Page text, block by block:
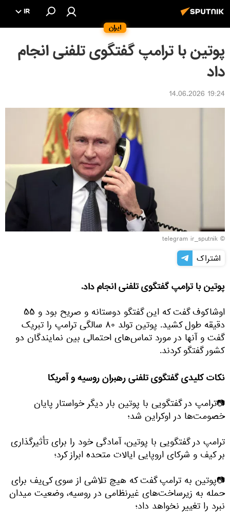
ایران
IR
پوتین با ترامپ گفتگوی تلفنی انجام
داد
19:24 14.06.2026
© telegram ir_sputnik
اشتراک
پوتین با ترامپ گفتگوی تلفنی انجام داد.
اوشاکوف گفت که این گفتگو دوستانه و صریح بود و ۵۵
دقیقه طول کشید. پوتین تولد ۸۰ سالگی ترامپ را تبریک
گفت و آنها در مورد تماس‌های احتمالی بین نمایندگان دو
کشور گفتگو کردند.
نکات کلیدی گفتگوی تلفنی رهبران روسیه و آمریکا
📷ترامپ در گفتگویی با پوتین بار دیگر خواستار پایان
خصومت‌ها در اوکراین شد؛
ترامپ در گفتگویی با پوتین، آمادگی خود را برای تأثیرگذاری
بر کیف و شرکای اروپایی ایالات متحده ابراز کرد؛
📷پوتین به ترامپ گفت که هیچ تلاشی از سوی کی‌یف برای
حمله به زیرساخت‌های غیرنظامی در روسیه، وضعیت میدان
نبرد را تغییر نخواهد داد؛